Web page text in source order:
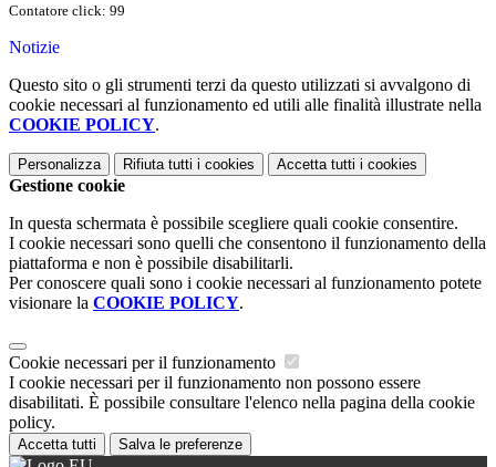
Contatore click: 99
Notizie
Questo sito o gli strumenti terzi da questo utilizzati si avvalgono di
cookie necessari al funzionamento ed utili alle finalità illustrate nella
COOKIE POLICY.
Personalizza Rifiuta tutti i cookies Accetta tutti i cookies
Gestione cookie
In questa schermata è possibile scegliere quali cookie consentire.
I cookie necessari sono quelli che consentono il funzionamento della
piattaforma e non è possibile disabilitarli.
Per conoscere quali sono i cookie necessari al funzionamento potete
visionare la COOKIE POLICY.
Cookie necessari per il funzionamento
I cookie necessari per il funzionamento non possono essere
disabilitati. È possibile consultare l'elenco nella pagina della cookie
policy.
Accetta tutti Salva le preferenze